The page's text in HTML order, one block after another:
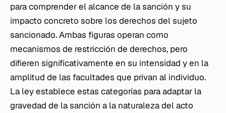
para comprender el alcance de la sanción y su
impacto concreto sobre los derechos del sujeto
sancionado. Ambas figuras operan como
mecanismos de restricción de derechos, pero
difieren significativamente en su intensidad y en la
amplitud de las facultades que privan al individuo.
La ley establece estas categorías para adaptar la
gravedad de la sanción a la naturaleza del acto